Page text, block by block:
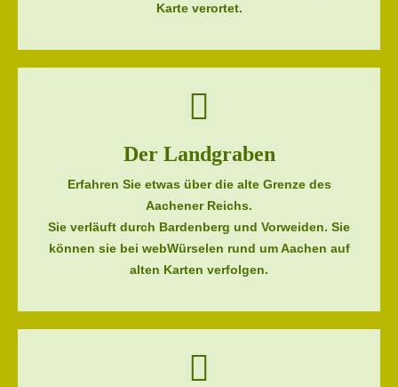
Karte verortet.
Der Landgraben
Erfahren Sie etwas über die alte Grenze des
Aachener Reichs.
Sie verläuft durch Bardenberg und Vorweiden. Sie
können sie bei webWürselen rund um Aachen auf
alten Karten verfolgen.